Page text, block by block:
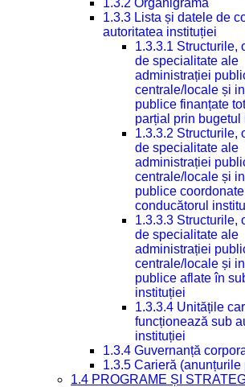
1.3.2 Organigrama
1.3.3 Lista și datele de
autoritatea instituției
1.3.3.1 Structurile,
de specialitate ale
administrației
centrale/locale și
publice finanțate
parțial prin bugetul
1.3.3.2 Structurile,
de specialitate ale
administrației
centrale/locale și
publice
conducătorul
1.3.3.3 Structurile,
de specialitate ale
administrației
centrale/locale și
publice aflate în
instituției
1.3.3.4 Unitățile
funcționează sub
instituției
1.3.4 Guvernanță
1.3.5 Carieră
1.4 PROGRAME ȘI